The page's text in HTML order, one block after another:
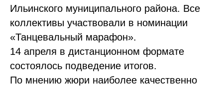
Ильинского муниципального района. Все
коллективы участвовали в номинации
«Танцевальный марафон».
14 апреля в дистанционном формате
состоялось подведение итогов.
По мнению жюри наиболее качественно